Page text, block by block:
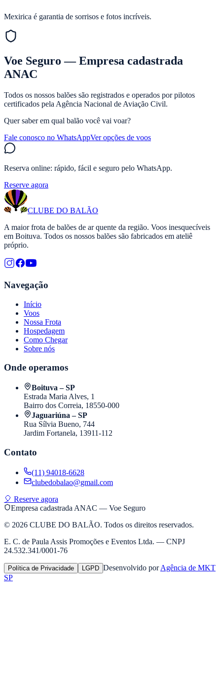
Mexirica é garantia de sorrisos e fotos incríveis.
Voe Seguro — Empresa cadastrada
ANAC
Todos os nossos balões são registrados e operados por pilotos
certificados pela Agência Nacional de Aviação Civil.
Quer saber em qual balão você vai voar?
Fale conosco no WhatsAppVer opções de voos
Reserva online: rápido, fácil e seguro pelo WhatsApp.
Reserve agora
CLUBE DO BALÃO
A maior frota de balões de ar quente da região. Voos inesquecíveis
em Boituva. Todos os nossos balões são fabricados em ateliê
próprio.
Navegação
Início
Voos
Nossa Frota
Hospedagem
Como Chegar
Sobre nós
Onde operamos
Boituva – SP
Estrada Maria Alves, 1
Bairro dos Correia, 18550-000
Jaguariúna – SP
Rua Sílvia Bueno, 744
Jardim Fortanela, 13911-112
Contato
(11) 94018-6628
clubedobalao@gmail.com
🎈 Reserve agora
Empresa cadastrada ANAC — Voe Seguro
© 2026 CLUBE DO BALÃO. Todos os direitos reservados.
E. C. de Paula Assis Promoções e Eventos Ltda. — CNPJ
24.532.341/0001-76
Política de Privacidade LGPD Desenvolvido por Agência de MKT
SP